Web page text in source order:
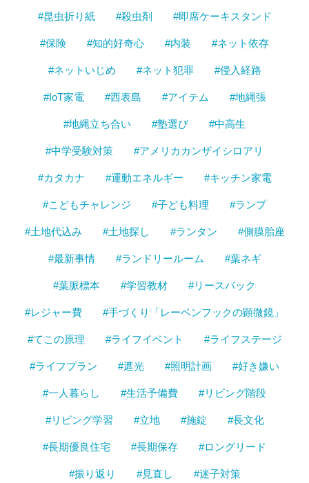
#昆虫折り紙 #殺虫剤 #即席ケーキスタンド
#保険 #知的好奇心 #内装 #ネット依存
#ネットいじめ #ネット犯罪 #侵入経路
#IoT家電 #西表島 #アイテム #地縄張
#地縄立ち合い #塾選び #中高生
#中学受験対策 #アメリカカンザイシロアリ
#カタカナ #運動エネルギー #キッチン家電
#こどもチャレンジ #子ども料理 #ランプ
#土地代込み #土地探し #ランタン #側膜胎座
#最新事情 #ランドリールーム #葉ネギ
#葉脈標本 #学習教材 #リースバック
#レジャー費 #手づくり「レーベンフックの顕微鏡」
#てこの原理 #ライフイベント #ライフステージ
#ライフプラン #遮光 #照明計画 #好き嫌い
#一人暮らし #生活予備費 #リビング階段
#リビング学習 #立地 #施錠 #長文化
#長期優良住宅 #長期保存 #ロングリード
#振り返り #見直し #迷子対策